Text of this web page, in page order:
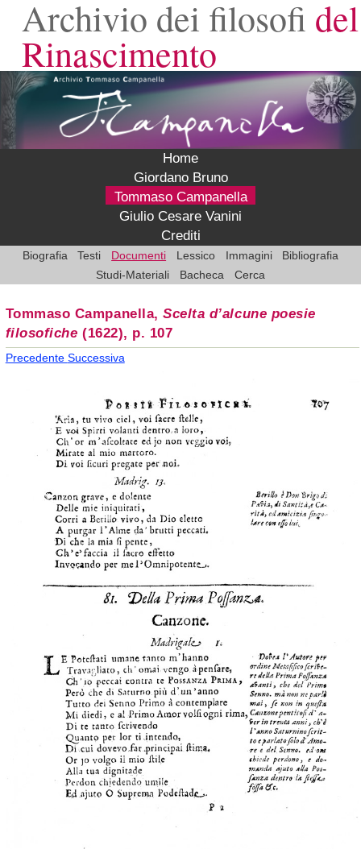
Archivio dei filosofi del
Rinascimento
Home
Giordano Bruno
Tommaso Campanella
Giulio Cesare Vanini
Crediti
Biografia Testi Documenti Lessico Immagini
Bibliografia
Studi-Materiali
Bacheca Cerca
Tommaso Campanella,Scelta d’alcune poesie
filosofiche (1622), p. 107
Precedente Successiva